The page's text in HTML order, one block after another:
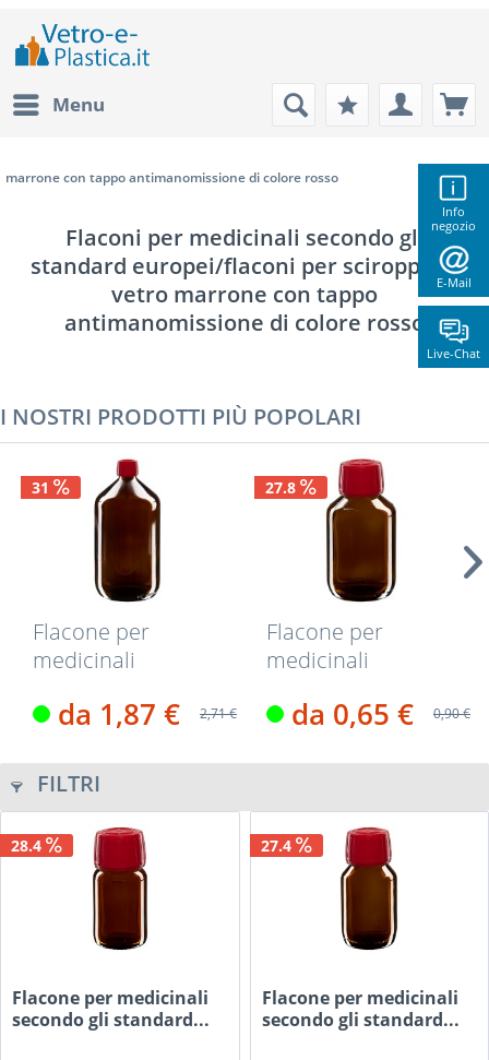
Info
negozio
E-Mail
Live-Chat
Menu
marrone con tappo antimanomissione di colore rosso
Flaconi per medicinali secondo gli
standard europei/flaconi per sciroppo in
vetro marrone con tappo
antimanomissione di colore rosso
I NOSTRI PRODOTTI PIÙ POPOLARI
31
Flacone per
medicinali
standard...
da 1,87 € 2,71 €
27.8
Flacone per
medicinali
standard...
da 0,65 € 0,90 €
FILTRI
28.4
Flacone per medicinali
secondo gli standard...
27.4
Flacone per medicinali
secondo gli standard...